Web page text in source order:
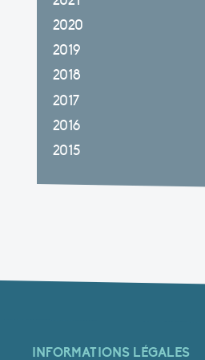
2020
2019
2018
2017
2016
2015
INFORMATIONS LÉGALES